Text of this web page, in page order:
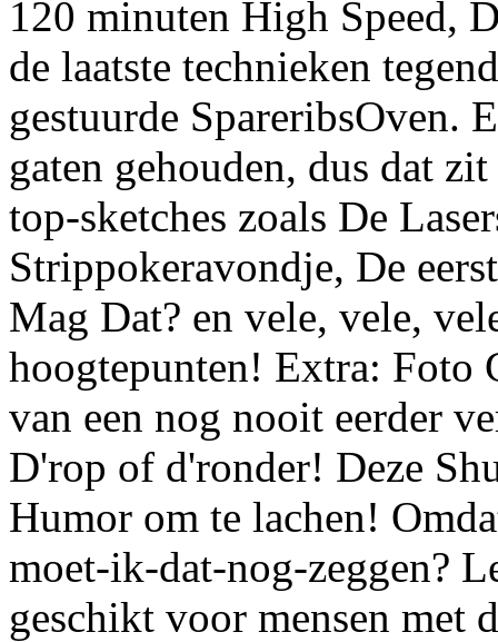
120 minuten High Speed,
de laatste technieken
gestuurde SpareribsOven.
gaten gehouden, dus dat
top-sketches zoals De
Strippokeravondje, De
Mag Dat? en vele, vele,
hoogtepunten! Extra: Foto
van een nog nooit eerder
D'rop of d'ronder! Deze
Humor om te lachen!
moet-ik-dat-nog-zeggen?
geschikt voor mensen met